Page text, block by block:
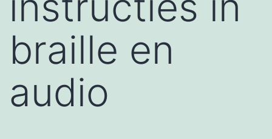
braille en
audio